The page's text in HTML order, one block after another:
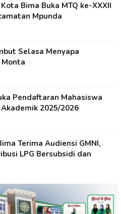
Bima Buka MTQ ke-XXXII
Mpunda
Selasa Menyapa
Pendaftaran Mahasiswa
Akademik 2025/2026
Terima Audiensi GMNI,
LPG Bersubsidi dan